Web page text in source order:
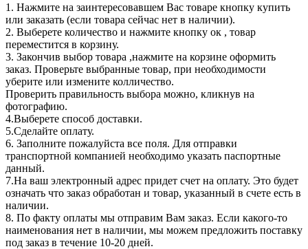
1. Нажмите на заинтересовавшем Вас товаре кнопку купить
или заказать (если товара сейчас нет в наличии).
2. Выберете количество и нажмите кнопку ок , товар
переместится в корзину.
3. Закончив выбор товара ,нажмите на корзине оформить
заказ. Проверьте выбранные товар, при необходимости
уберите или измените колличество.
Проверить правильность выбора можно, кликнув на
фотографию.
4.Выберете способ доставки.
5.Сделайте оплату.
6. Заполните пожалуйста все поля. Для отправки
транспортной компанией необходимо указать паспортные
данный.
7.На ваш электронный адрес придет счет на оплату. Это будет
означать что заказ обработан и товар, указанный в счете есть в
наличии.
8. По факту оплаты мы отправим Вам заказ. Если какого-то
наименования нет в наличии, мы можем предложить поставку
под заказ в течение 10-20 дней.